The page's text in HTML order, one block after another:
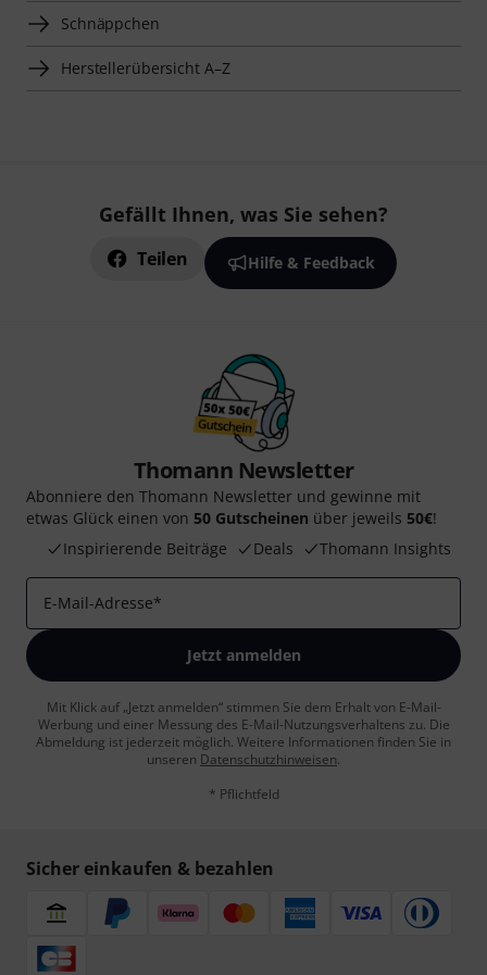
Schnäppchen
Herstellerübersicht A–Z
Gefällt Ihnen, was Sie sehen?
Teilen Hilfe & Feedback
Thomann Newsletter
Abonniere den Thomann Newsletter und gewinne mit
etwas Glück einen von 50 Gutscheinen über jeweils 50€!
Inspirierende Beiträge
Deals Thomann Insights
E-Mail-Adresse*
Jetzt anmelden
Mit Klick auf „Jetzt anmelden“ stimmen Sie dem Erhalt von E-Mail-
Werbung und einer Messung des E-Mail-Nutzungsverhaltens zu. Die
Abmeldung ist jederzeit möglich. Weitere Informationen finden Sie in
unseren Datenschutzhinweisen.
* Pflichtfeld
Sicher einkaufen & bezahlen